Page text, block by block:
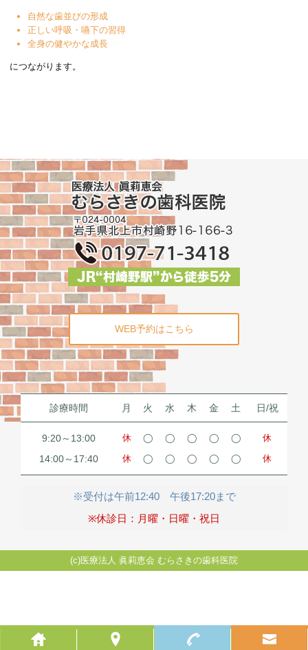
自然な歯並びの形成
正しい呼吸・嚥下の習得
全身の健やかな成長
につながります。
WEB予約はこちら
診療時間 月 火 水 木 金 土 日/祝
9:20～13:00 休 ◯ ◯ ◯ ◯ ◯ 休
14:00～17:40 休 ◯ ◯ ◯ ◯ ◯ 休
※受付は午前12:40 午後17:20まで
※休診日：月曜・日曜・祝日
(c)医療法人 眞莉恵会 むらさきの歯科医院